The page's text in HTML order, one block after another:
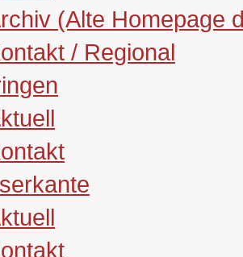
(Alte Homepage
/ Regional